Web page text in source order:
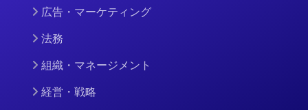
広告・マーケティング
法務
組織・マネージメント
経営・戦略